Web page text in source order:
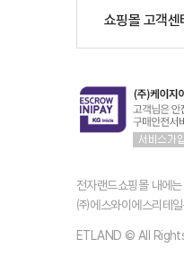
쇼핑몰 고객센
전자랜드쇼핑몰 내에
㈜에스와이에스리테
ETLAND © All